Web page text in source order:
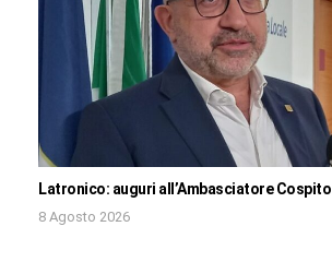
Latronico: auguri all’Ambasciatore Cospito
8 Agosto 2026